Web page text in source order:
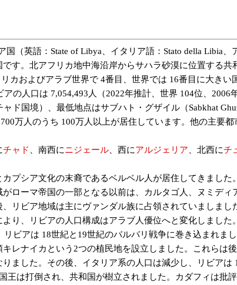
す。北アフリカ地中海沿岸からサハラ砂漠に位置する共
カおよびアラブ世界で 4番目、世界では 16番目に大き
の人口は 7,054,493人（2022年推計、世界 104位、
ド国境）、最低地点はサブハト・グザイル（Sabkhat
万人のうち 100万人以上が居住しています。他の主要都
チャド 、南西にニジェール 、西にアルジェリア 、北西にチ
プシア文化の末裔であるベルベル人が居住してきまし
ローマ帝国の一部となる以前は、カルタゴ人、ヌミデ
リビア地域は主にヴァンダル族に占領されていましま
り、リビアの人口構成はアラブ人優位へと変化しまし
ビアは 18世紀と19世紀のバルバリ戦争に巻き込まれ
レナイカという2つの植民地を設立しました。これらは
ました。その後、イタリア系の人口は減少し、リビア
王は打倒され、共和国が樹立されました。カダフィは批